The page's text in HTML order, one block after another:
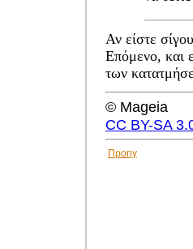
Αν είστε
Επόμενο, και
των
© Mageia
CC BY-SA
Προηγ